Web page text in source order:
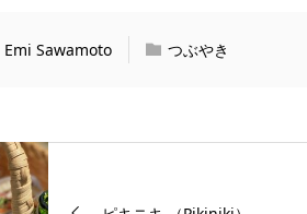
Emi Sawamoto つぶやき